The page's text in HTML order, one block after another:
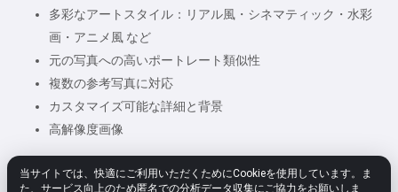
多彩なアートスタイル：リアル風・シネマティック・水彩
画・アニメ風 など
元の写真への高いポートレート類似性
複数の参考写真に対応
カスタマイズ可能な詳細と背景
高解像度画像
当サイトでは、快適にご利用いただくためにCookieを使用しています。ま
た、サービス向上のため匿名での分析データ収集にご協力をお願いしま